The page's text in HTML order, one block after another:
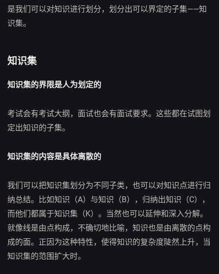
是我们可以对知识进行划分，划分出可以界定的子集——知
识集。
知识集
知识集的界限是人为划定的
考试会有考试大纲，面试也会有面试要求。这些都在试图划
定出知识的子集。
知识集的内容是具体离散的
我们可以把知识集划分为不同子类，也可以对知识点进行归
纳总结。比如知识（A）与知识（B），归纳出知识（C），
而他们都属于知识集（K）。当然也可以延伸和深入分解。
就像线是由点构成，不确切地比喻，知识也是由离散的点构
成的面。正因为这种特性，使得知识的复杂度陡然上升，当
知识集的范围扩大时。